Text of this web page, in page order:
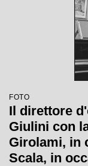
FOTO
Il direttore
Giulini con
Girolami, in
Scala, in